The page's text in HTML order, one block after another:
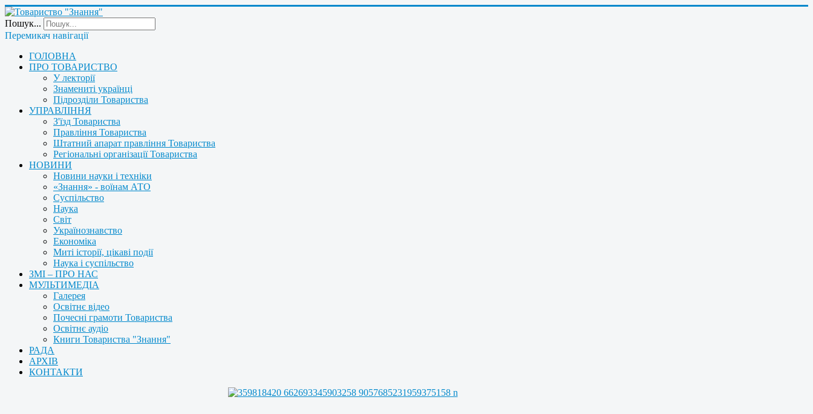
Пошук...
Перемикач навігації
ГОЛОВНА
ПРО ТОВАРИСТВО
У лекторії
Знамениті українці
Підрозділи Товариства
УПРАВЛІННЯ
З'їзд Товариства
Правління Товариства
Штатний апарат правління Товариства
Регіональні організації Товариства
НОВИНИ
Новини науки і техніки
«Знання» - воїнам АТО
Суспільство
Наука
Світ
Українознавство
Економіка
Миті історії, цікаві події
Наука і суспільство
ЗМІ – ПРО НАС
МУЛЬТИМЕДІА
Галерея
Освітнє відео
Почесні грамоти Товариства
Освітнє аудіо
Книги Товариства "Знання"
РАДА
АРХІВ
КОНТАКТИ